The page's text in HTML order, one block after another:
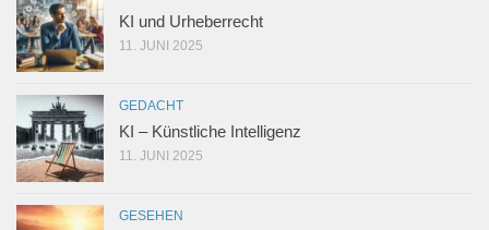
KI und Urheberrecht
11. JUNI 2025
GEDACHT
KI – Künstliche Intelligenz
11. JUNI 2025
GESEHEN